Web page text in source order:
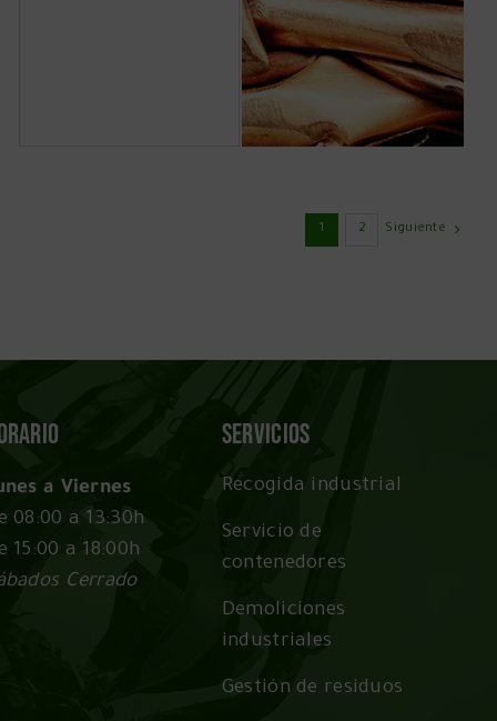
1 2 Siguiente
a Viernes
08:00 a 13:30h
15:00 a 18:00h
Cerrado
Servicios
Recogida industrial
Servicio de
contenedores
Demoliciones
industriales
Gestión de residuos